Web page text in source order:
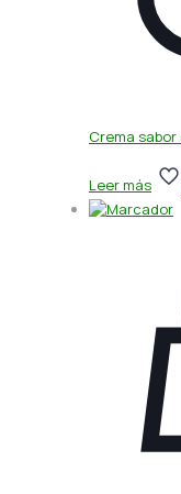
Crema
Leer más